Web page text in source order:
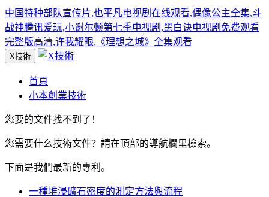
中国特种部队宣传片,也平凡电视剧在线观看,偶像公主全集,斗
战神腾讯爱玩,小谢尔顿第七季电视剧,黑白诀电视剧免费观看
完整版高清,许我耀眼,《理想之城》全集观看
X技術
首頁
小本創業技術
您要的文件找不到了！
您需要什么技術文件？請在頂部的導航欄里檢索。
下面是我們最新的專利。
一種堆浸礦石密度的測定方法與流程